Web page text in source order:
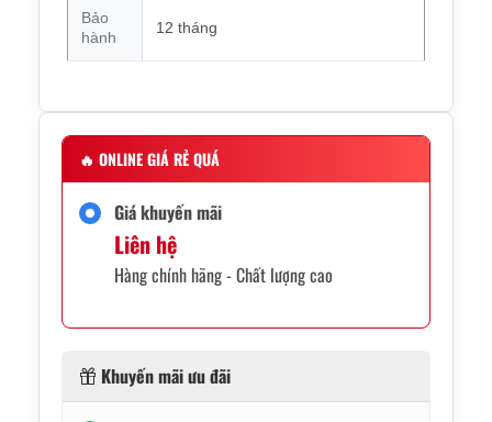
Bảo
hành
12 tháng
🔥 ONLINE GIÁ RẺ QUÁ
Giá khuyến mãi
Liên hệ
Hàng chính hãng - Chất lượng cao
Khuyến mãi ưu đãi